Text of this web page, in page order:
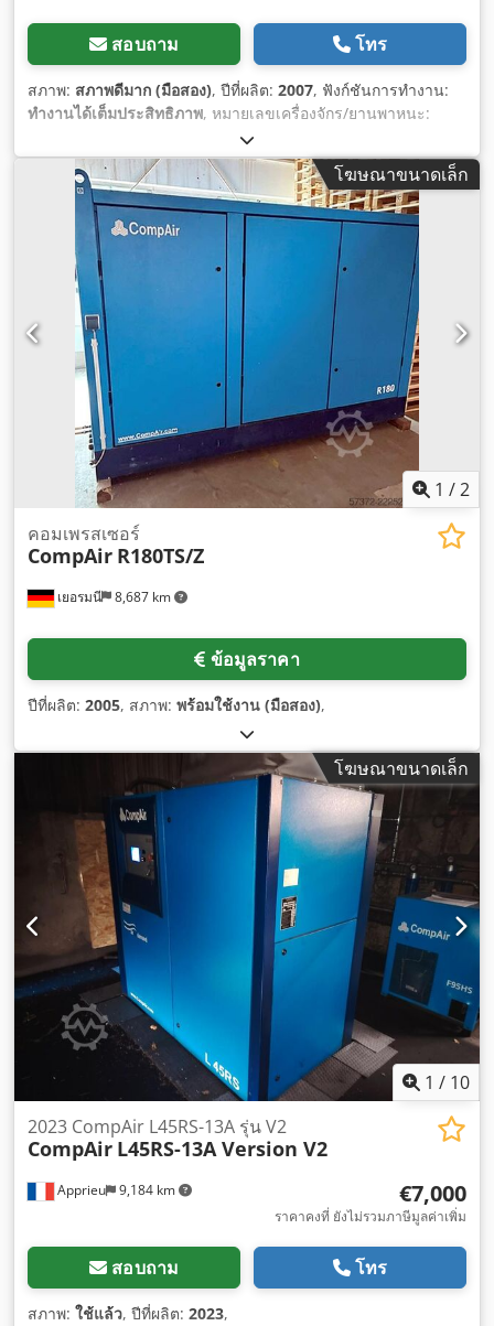
สอบถาม โทร
สภาพ: สภาพดีมาก (มือสอง), ปีที่ผลิต: 2007, ฟังก์ชันการทำงาน:
ทำงานได้เต็มประสิทธิภาพ, หมายเลขเครื่องจักร/ยานพาหนะ:
มีแผ่นป้ายประเภท
โฆษณาขนาดเล็ก
1 /2
เยอรมนี 8,687 km
คอมเพรสเซอร์
CompAir R180TS/Z
ข้อมูลราคา
ปีที่ผลิต: 2005, สภาพ: พร้อมใช้งาน (มือสอง),
โฆษณาขนาดเล็ก
1 / 10
Apprieu 9,184 km
2023 CompAir L45RS-13A รุ่น V2
CompAir L45RS-13A Version V2
€7,000
ราคาคงที่ ยังไม่รวมภาษีมูลค่าเพิ่ม
สอบถาม โทร
สภาพ: ใช้แล้ว, ปีที่ผลิต: 2023,